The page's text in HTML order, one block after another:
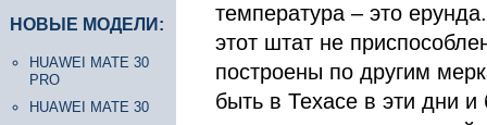
НОВЫЕ МОДЕЛИ:
HUAWEI MATE 30
PRO
HUAWEI MATE 30
температура – это
этот штат не
построены по другим
быть в Техасе в эти дни